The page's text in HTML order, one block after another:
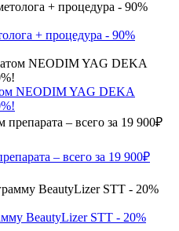
+ процедура - 90%
NEODIM YAG DEKA
– всего за 19 900₽
BeautyLizer STT - 20%